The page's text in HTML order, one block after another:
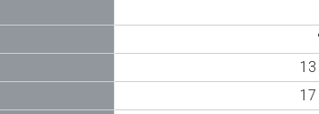
13
17